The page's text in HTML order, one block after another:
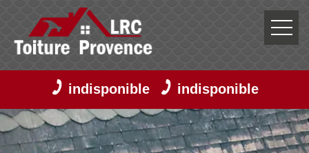
indisponible indisponible